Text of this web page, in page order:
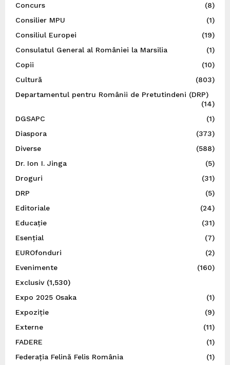
Concurs
(8)
Consilier MPU
(1)
Consiliul Europei
(19)
Consulatul General al României la Marsilia
(1)
Copii
(10)
Cultură
(803)
Departamentul pentru Românii de Pretutindeni (DRP)
(14)
DGSAPC
(1)
Diaspora
(373)
Diverse
(588)
Dr. Ion I. Jinga
(5)
Droguri
(31)
DRP
(5)
Editoriale
(24)
Educație
(31)
Esențial
(7)
EUROfonduri
(2)
Evenimente
(160)
Exclusiv(1,530)
Expo 2025 Osaka
(1)
Expoziție
(9)
Externe
(11)
FADERE
(1)
Federația Felină Felis România
(1)